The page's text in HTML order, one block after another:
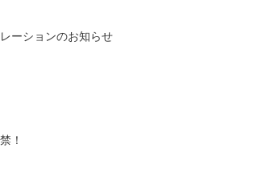
ーションのお知らせ
！